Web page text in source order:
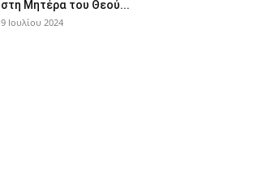
στη Μητέρα του Θεού...
9 Ιουλίου 2024